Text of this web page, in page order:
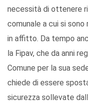
necessità di ottenere
comunale a cui si
in affitto. Da tempo
la Fipav, che da anni
Comune per la sua
chiede di essere
sicurezza sollevate